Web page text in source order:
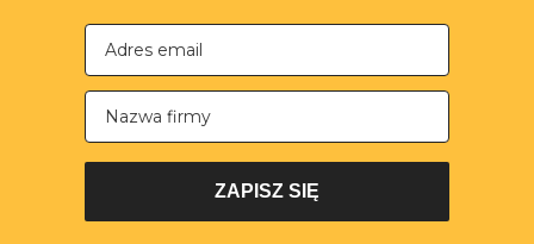
Nazwa firmy
ZAPISZ SIĘ